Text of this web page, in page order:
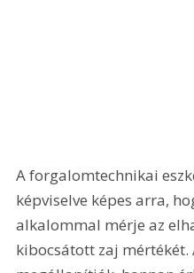
A forgalomtechnikai
képviselve képes arra,
alkalommal mérje az
kibocsátott zaj mértékét.